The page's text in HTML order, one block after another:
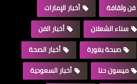
فن وثقافة
أخبار الإمارات
سناء الشعلان
أخبار الفن
صبحة بغورة
أخبار الصحة
ميسون حنا
أخبار السعودية